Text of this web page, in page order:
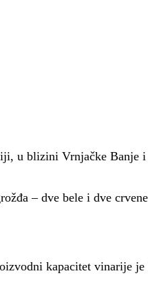
u blizini Vrnjačke Banje
– dve bele i dve
kapacitet vinarije